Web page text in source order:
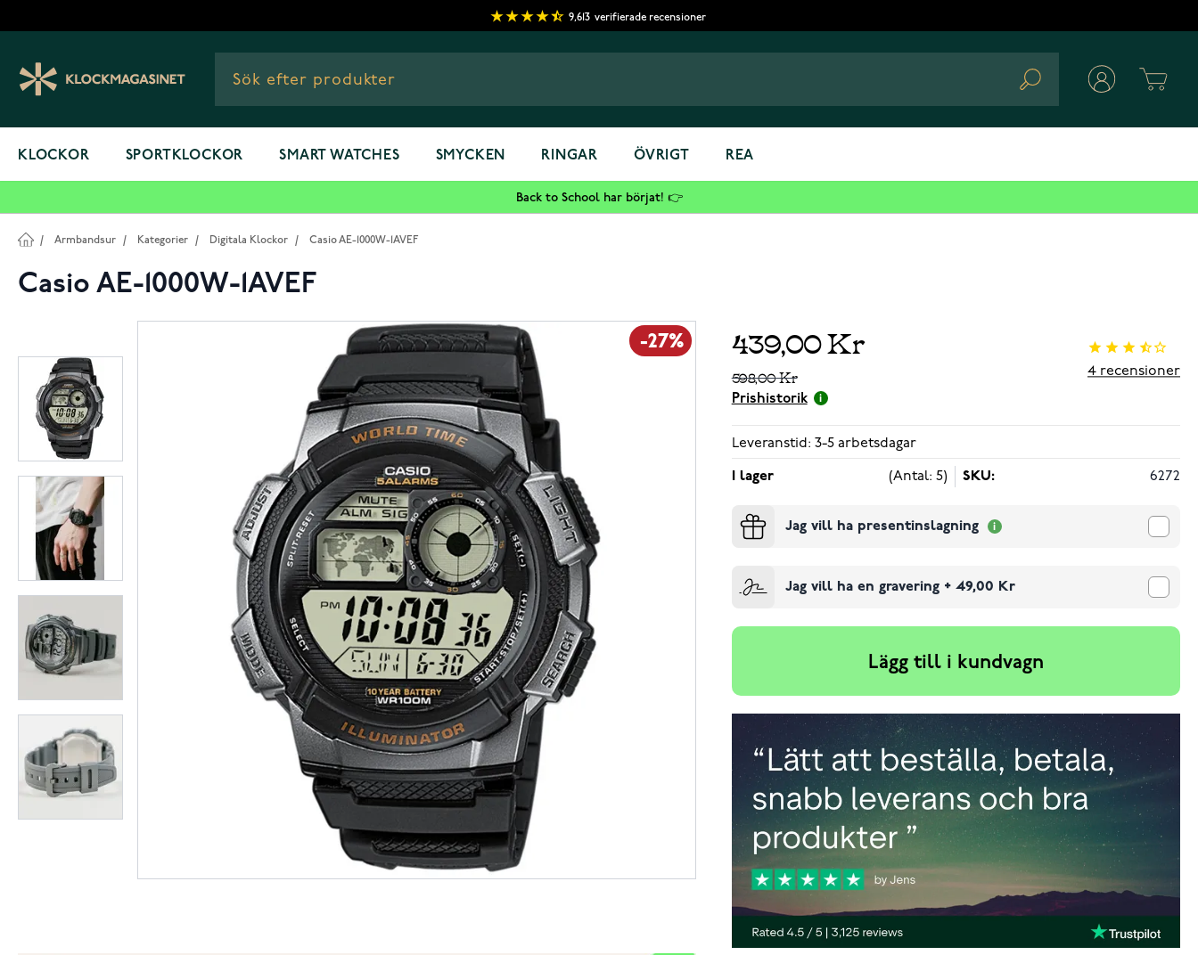
9,613 verifierade recensioner
Search
KLOCKOR SPORTKLOCKOR SMART WATCHES SMYCKEN RINGAR ÖVRIGT REA
Back to School har börjat! 👉
/ Armbandsur / Kategorier / Digitala Klockor / Casio AE-1000W-1AVEF
Casio AE-1000W-1AVEF
-27% 439,00 Kr
598,00 Kr
Prishistorik
4 recensioner
Leveranstid: 3-5 arbetsdagar
I lager (Antal: 5) SKU: 6272
Jag vill ha presentinslagning
Jag vill ha en gravering+ 49,00 Kr
Lägg till i kundvagn